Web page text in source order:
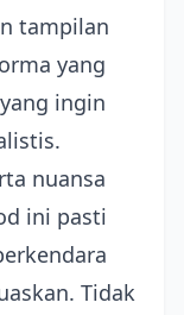
tampilan
yang
ingin
nuansa
ini pasti
Tidak